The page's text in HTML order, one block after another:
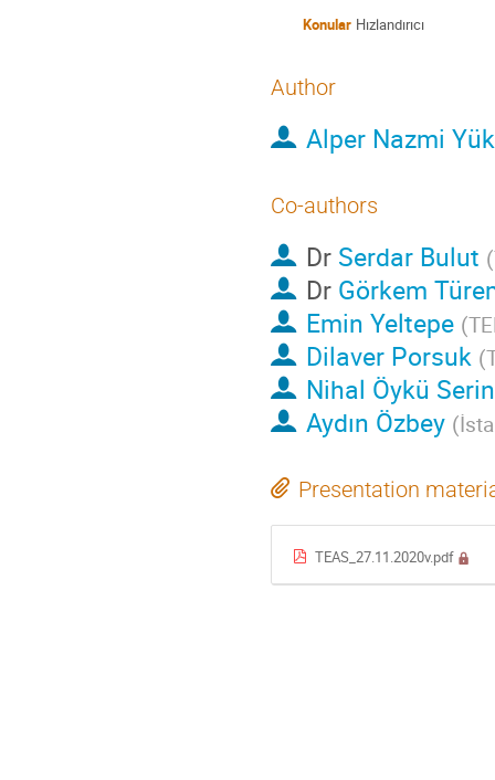
Konular Hızlandırıcı
Author
Alper Nazmi
Co-authors
Dr Serdar Bulut (
Dr Görkem
Emin Yeltepe (
Dilaver Porsuk (
Nihal Öykü Serin
Aydın Özbey (
Presentation
TEAS_27.11.2020v.pdf